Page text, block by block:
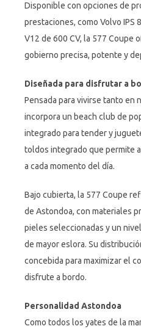
Disponible con opciones de
prestaciones, como Volvo IPS
V12 de 600 CV, la 577 Coupe
gobierno precisa, potente y
Diseñada para disfrutar a
Pensada para vivirse tanto en
incorpora un beach club de
integrado para tender y
toldos integrado que permite
a cada momento del día.
Bajo cubierta, la 577 Coupe
de Astondoa, con materiales
pieles seleccionadas y un
de mayor eslora. Su
concebida para maximizar el
disfrute a bordo.
Personalidad Astondoa
Como todos los yates de la